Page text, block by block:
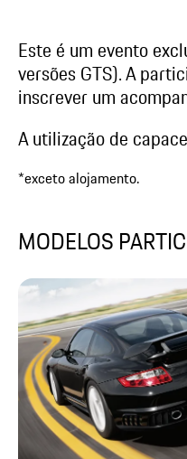
Este é um evento
versões GTS). A
inscrever um
A utilização de
*exceto alojamento.
MODELOS